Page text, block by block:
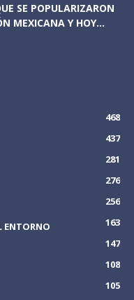
SE POPULARIZARON
MEXICANA Y HOY...
468
437
281
276
256
ENTORNO
163
147
108
105